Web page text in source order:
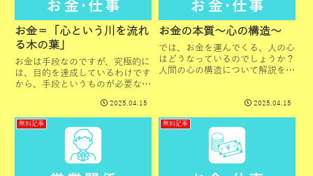
お金＝「心という川を流れ
る木の葉」
お金は手段なのですが、究極的に
は、目的を達成しているわけです
から、手段というものが必要なく
いうように認識が変わってきま
す。目的にするのではなく、喜び
を得て、そして人を喜ばせた結果
としてお金がついてくるものだと
2025.04.15
お金の本質～心の構造～
では、お金を運んでくる、人の心
はどうなっているのでしょうか？
人間の心の構造について解説をし
す。プラスというのは、明るく、
前向きに、積極的に、夢を持っ
て、プラス思考で、愛と感謝の気
2025.04.15
無料記事 無料記事